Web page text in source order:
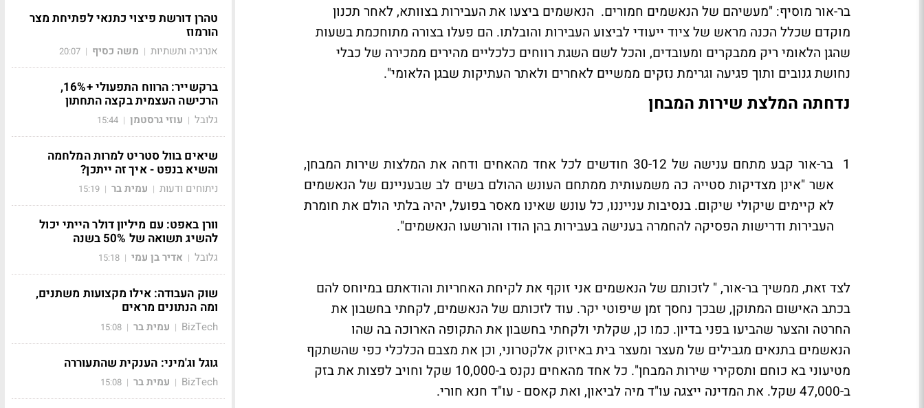
בר-אור מוסיף: "מעשיהם של הנאשמים חמורים. הנאשמים ביצעו את העבירות בצוותא, לאחר תכנון
מוקדם שכלל הכנה מראש של ציוד ייעודי לביצוע העבירות והובלתו. הם פעלו בצורה מתוחכמת בשעות
שהגן הלאומי ריק ממבקרים ומעובדים, והכל לשם השגת רווחים כלכליים מהירים ממכירה של כבלי
נחושת גנובים ותוך פגיעה וגרימת נזקים ממשיים לאחרים ולאתר העתיקות שבגן הלאומי".
נדחתה המלצת שירות המבחן
1 בר-אור קבע מתחם ענישה של 30-12 חודשים לכל אחד מהאחים ודחה את המלצות שירות המבחן,
אשר "אינן מצדיקות סטייה כה משמעותית ממתחם העונש ההולם בשים לב שבעניינם של הנאשמים
לא קיימים שיקולי שיקום. בנסיבות ענייננו, כל עונש שאינו מאסר בפועל, יהיה בלתי הולם את חומרת
העבירות ודרישות הפסיקה להחמרה בענישה בעבירות בהן הודו והורשעו הנאשמים".
לצד זאת, ממשיך בר-אור, " לזכותם של הנאשמים אני זוקף את לקיחת האחריות והודאתם במיוחס להם
בכתב האישום המתוקן, שבכך נחסך זמן שיפוטי יקר. עוד לזכותם של הנאשמים, לקחתי בחשבון את
החרטה והצער שהביעו בפני בדיון. כמו כן, שקלתי ולקחתי בחשבון את התקופה הארוכה בה שהו
הנאשמים בתנאים מגבילים של מעצר ומעצר בית באיזוק אלקטרוני, וכן את מצבם הכלכלי כפי שהשתקף
מטיעוני בא כוחם ותסקירי שירות המבחן". כל אחד מהאחים נקנס ב-10,000 שקל וחויב לפצות את בזק
ב-47,000 שקל. את המדינה ייצגה עו"ד מיה לביאון, ואת קאסם - עו"ד חנא חורי.
טהרן דורשת פיצוי כתנאי לפתיחת מצר
הורמוז
אנרגיה ותשתיות | משה כסיף |
20:07
ברקשייר: הרווח התפעולי +16%,
הרכישה העצמית בקצה התחתון
גלובל | עוזי גרסטמן |
15:44
שיאים בוול סטריט למרות המלחמה
והשיא בנפט - איך זה ייתכן?
ניתוחים ודעות | עמית בר |
15:19
וורן באפט: עם מיליון דולר הייתי יכול
להשיג תשואה של 50% בשנה
גלובל | אדיר בן עמי |
15:18
שוק העבודה: אילו מקצועות משתנים,
ומה הנתונים מראים
BizTech
| עמית בר |
15:08
גוגל וג'מיני: הענקית שהתעוררה
BizTech
| עמית בר |
15:08